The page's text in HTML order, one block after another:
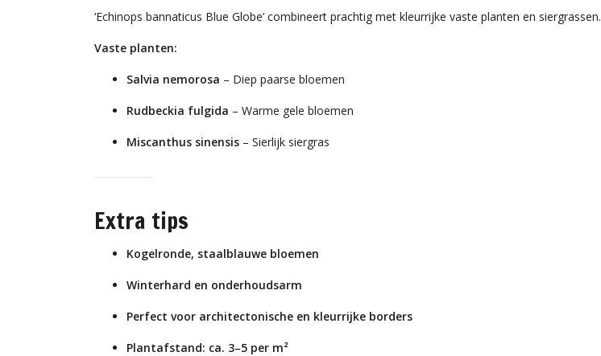
‘Echinops bannaticus Blue Globe’ combineert prachtig met kleurrijke vaste planten en siergrassen.
Vaste planten:
Salvia nemorosa – Diep paarse bloemen
Rudbeckia fulgida – Warme gele bloemen
Miscanthus sinensis – Sierlijk siergras
Extra tips
Kogelronde, staalblauwe bloemen
Winterhard en onderhoudsarm
Perfect voor architectonische en kleurrijke borders
Plantafstand: ca. 3–5 per m²